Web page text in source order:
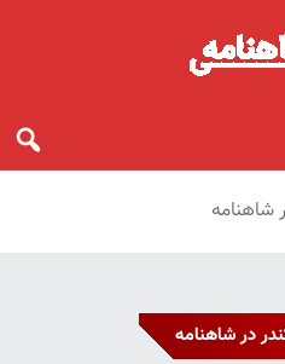
شاهنامه
در شاهنامه